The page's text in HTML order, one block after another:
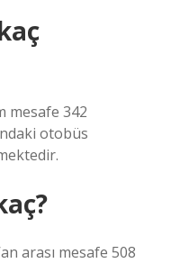
mesafe 342
otobüs
arası mesafe 508